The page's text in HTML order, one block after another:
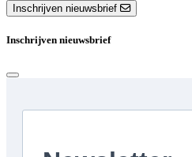
Inschrijven nieuwsbrief
Inschrijven nieuwsbrief